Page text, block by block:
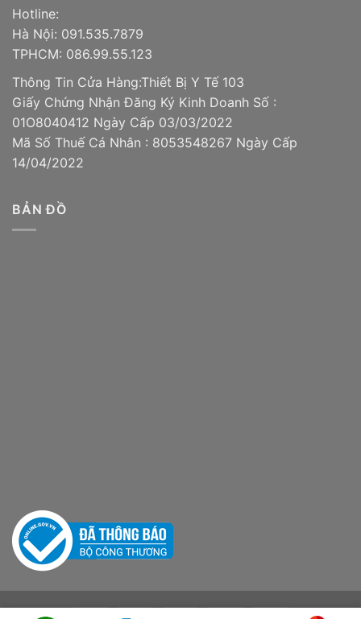
Hotline:
Hà Nội: 091.535.7879
TPHCM: 086.99.55.123
Thông Tin Cửa Hàng:Thiết Bị Y Tế 103
Giấy Chứng Nhận Đăng Ký Kinh Doanh Số :
01O8040412 Ngày Cấp 03/03/2022
Mã Số Thuế Cá Nhân : 8053548267 Ngày Cấp
14/04/2022
BẢN ĐỒ